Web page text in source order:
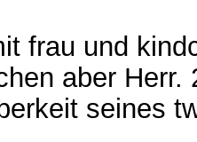
frau und
aber
seines